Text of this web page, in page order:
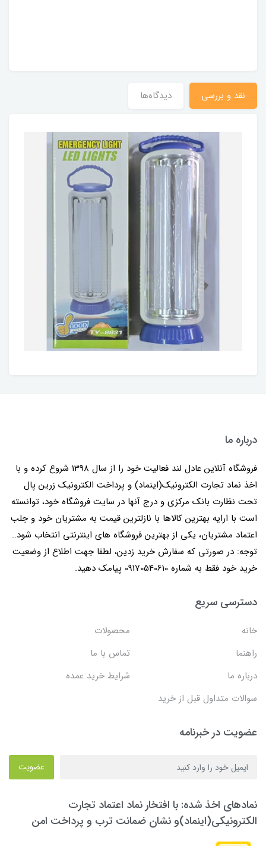
نقد و بررسی دیدگاه‌ها
درباره ما
فروشگاه آنلاین عادل لند فعالیت خود را از سال 1398 شروع کرده و با
اخذ نماد تجارت الکترونیک(اینماد) و پرداخت الکترونیک زرین پال
تحت نظارت بانک مرکزی و درج آنها در سایت فروشگاه خود، توانسته
است با ارایه بهترین کالاها با نازلترین قیمت به مشتریان خود و جلب
اعتماد مشتریان، یکی از بهترین فروشگاه های اینترنتی انتخاب شود..
توجه: در صورتی که سفارش خرید زدین، لطفا جهت اطلاع از وضعیت
خرید خود فقط به شماره 09170540610 پیامک دهید.
دسترسی سریع
خانه
محصولات
راهنما
تماس با ما
درباره ما
شرایط خرید عمده
سوالات متداول قبل از خرید
عضویت در خبرنامه
عضویت
نمادهای اخذ شده: با افتخار نماد اعتماد تجارت
الکترونیکی(اینماد)و نشان ضمانت ترب و پرداخت امن